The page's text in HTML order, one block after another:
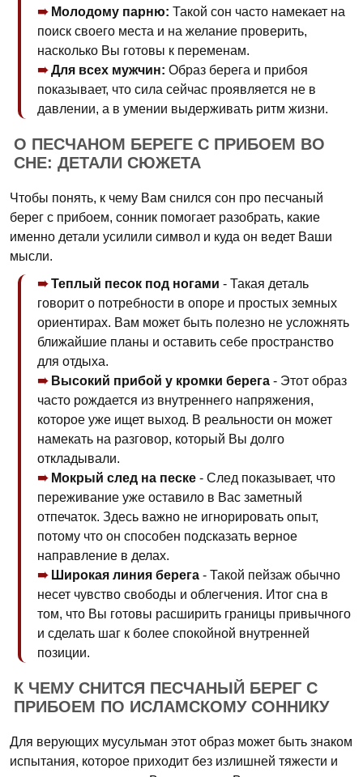
Молодому парню: Такой сон часто намекает на
поиск своего места и на желание проверить,
насколько Вы готовы к переменам.
Для всех мужчин: Образ берега и прибоя
показывает, что сила сейчас проявляется не в
давлении, а в умении выдерживать ритм жизни.
О ПЕСЧАНОМ БЕРЕГЕ С ПРИБОЕМ ВО
СНЕ: ДЕТАЛИ СЮЖЕТА
Чтобы понять, к чему Вам снился сон про песчаный
берег с прибоем, сонник помогает разобрать, какие
именно детали усилили символ и куда он ведет Ваши
мысли.
Теплый песок под ногами - Такая деталь
говорит о потребности в опоре и простых земных
ориентирах. Вам может быть полезно не усложнять
ближайшие планы и оставить себе пространство
для отдыха.
Высокий прибой у кромки берега - Этот образ
часто рождается из внутреннего напряжения,
которое уже ищет выход. В реальности он может
намекать на разговор, который Вы долго
откладывали.
Мокрый след на песке - След показывает, что
переживание уже оставило в Вас заметный
отпечаток. Здесь важно не игнорировать опыт,
потому что он способен подсказать верное
направление в делах.
Широкая линия берега - Такой пейзаж обычно
несет чувство свободы и облегчения. Итог сна в
том, что Вы готовы расширить границы привычного
и сделать шаг к более спокойной внутренней
позиции.
К ЧЕМУ СНИТСЯ ПЕСЧАНЫЙ БЕРЕГ С
ПРИБОЕМ ПО ИСЛАМСКОМУ СОННИКУ
Для верующих мусульман этот образ может быть знаком
испытания, которое приходит без излишней тяжести и